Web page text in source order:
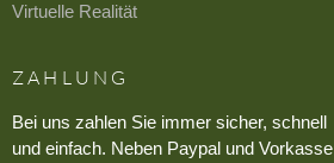
Virtuelle Realität
ZAHLUNG
Bei uns zahlen Sie immer sicher, schnell
und einfach. Neben Paypal und Vorkasse